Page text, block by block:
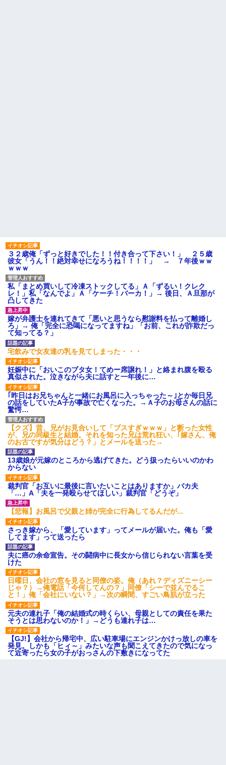
【GIF】JSのカンチョーワロ
タ
後続車にクラクションを鳴ら
され彼氏が逆切れ。「何クラク
ション鳴らしてんだ！降りてこ
いよ！」と怒鳴りだし...
【衝撃】報酬100万円超の治験
募集がこちらｗｗｗｗｗ(※画像
あり)
【ネット騒然】惨殺されたタ
ワマン頂き女子のこの動画、す
げえええええｗｗｗｗｗｗｗｗ
ｗｗｗ
【愕然】白のクラウン俺氏、
高速道路左車線を制限速度で走
った結果wwwwwwwwwwww
百年の恋12-899 食べた量を
張り合ってくる
【悲報】佐藤輝明・・・２軍
でも盛大にやらかす←あまり悲
しませないでくれ
３２歳俺「ずっと好きでした！！付き合って下さい！」 ２５歳
彼女「うん！！絶対幸せになろうね！！！！」 → ７年後ｗｗ
ｗｗｗ
私「まとめ買いして冷凍ストックしてる」Ａ「ずるい！クレク
レ！」私「なんでよ」Ａ「ケーチ！バーカ！」→ 後日、Ａ旦那が
凸してきた
嫁が弁護士を連れてきて「悪いと思うなら慰謝料を払って離婚し
ろ」→ 俺「完全に恐喝になってますね」「お前、これが詐欺だっ
て知ってる？」
宅飲みで女友達の乳を見てしまった・・・
妊娠中に「おいこのブタ女！てめー席譲れ！」と絡まれ腹を殴る
真似された。泣きながら夫に話すと一年後に…
｢昨日はお兄ちゃんと一緒にお風呂に入っちゃった～｣とか毎日兄
の話をしていたA子が事故で亡くなった。→Ａ子のお母さんの話に
驚愕…
【クズ】昔、兄がお見合いして「ブスすぎｗｗｗ」と断った女性
が、兄の同級生と結婚。それを知った兄は荒れ狂い、｢嫁さん、俺
のお古ですが気分はどう？」とメールを送った→
13歳娘が元嫁のところから逃げてきた。どう扱ったらいいのかわ
からない
裁判官「お互いに最後に言いたいことはありますか」バカ夫
「…」A「夫を一発殴らせてほしい」裁判官「どうぞ」
【悲報】お風呂で父親と姉が完全に行為してるんだが...
さっき嫁から、「愛しています」ってメールが届いた。俺も「愛
してます」って送ったら
夫に癌の余命宣告。その闘病中に長女から信じられない言葉を受
けた
日曜日、会社の窓を見ると同僚の姿。俺（あれ？ディズニーシー
じゃ？）→俺電話「今何してんの？」同僚「シーで並んでるこ
と！」俺「会社にいない？」→次の瞬間、すごい鳥肌が立った
元夫の連れ子「俺の結婚式の時くらい、母親としての責任を果た
そうとは思わないのか！」→どうも連れ子は…
【GJ!】会社から帰宅中、広い駐車場にエンジンかけっ放しの車を
発見。しかも「ヒィ～」みたいな声も聞こえてきたので気になっ
て近寄ったら女の子がおっさんの下敷きになってた